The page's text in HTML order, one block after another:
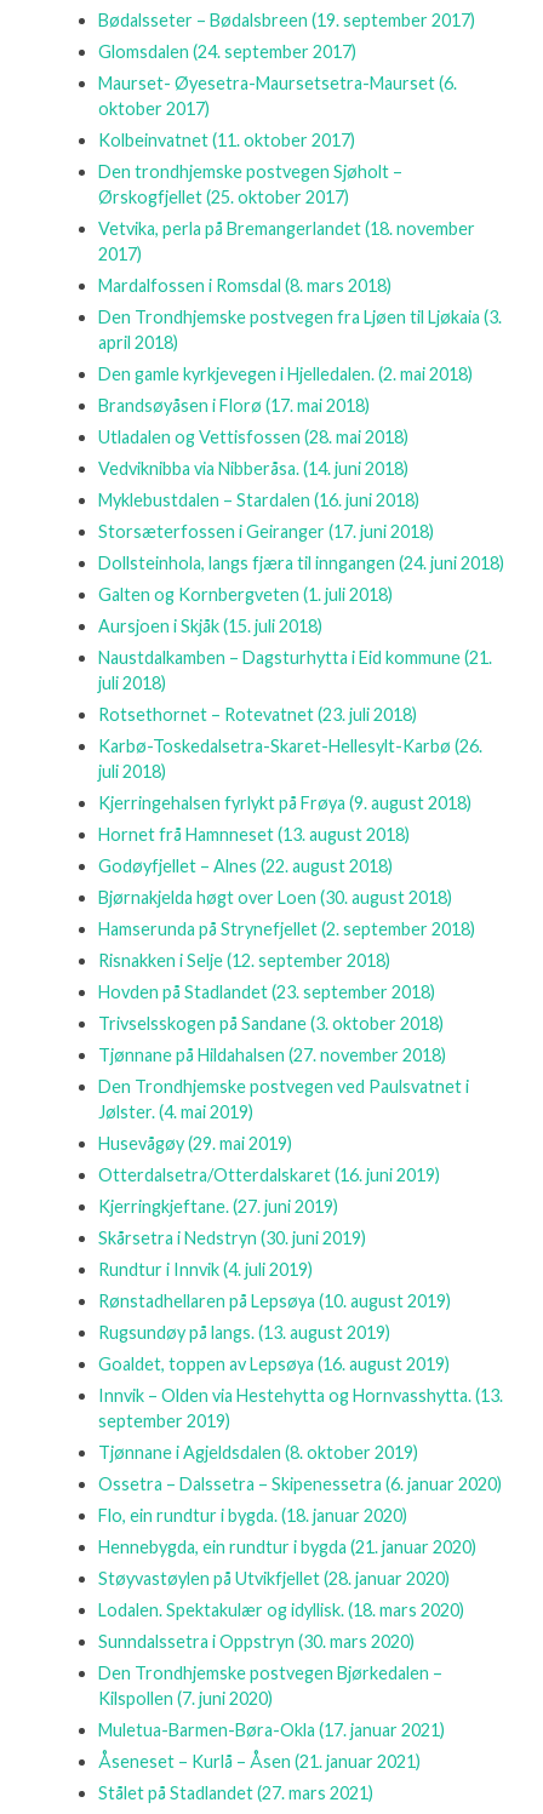
Bødalsseter – Bødalsbreen(19. september 2017)
Glomsdalen(24. september 2017)
Maurset- Øyesetra-Maursetsetra-Maurset(6.
oktober 2017)
Kolbeinvatnet(11. oktober 2017)
Den trondhjemske postvegen Sjøholt –
Ørskogfjellet(25. oktober 2017)
Vetvika, perla på Bremangerlandet(18. november
2017)
Mardalfossen i Romsdal(8. mars 2018)
Den Trondhjemske postvegen fra Ljøen til Ljøkaia(3.
april 2018)
Den gamle kyrkjevegen i Hjelledalen.(2. mai 2018)
Brandsøyåsen i Florø(17. mai 2018)
Utladalen og Vettisfossen(28. mai 2018)
Vedviknibba via Nibberåsa.(14. juni 2018)
Myklebustdalen – Stardalen(16. juni 2018)
Storsæterfossen i Geiranger(17. juni 2018)
Dollsteinhola, langs fjæra til inngangen(24. juni 2018)
Galten og Kornbergveten(1. juli 2018)
Aursjoen i Skjåk(15. juli 2018)
Naustdalkamben – Dagsturhytta i Eid kommune(21.
juli 2018)
Rotsethornet – Rotevatnet(23. juli 2018)
Karbø-Toskedalsetra-Skaret-Hellesylt-Karbø(26.
juli 2018)
Kjerringehalsen fyrlykt på Frøya(9. august 2018)
Hornet frå Hamnneset(13. august 2018)
Godøyfjellet – Alnes(22. august 2018)
Bjørnakjelda høgt over Loen(30. august 2018)
Hamserunda på Strynefjellet(2. september 2018)
Risnakken i Selje(12. september 2018)
Hovden på Stadlandet(23. september 2018)
Trivselsskogen på Sandane(3. oktober 2018)
Tjønnane på Hildahalsen(27. november 2018)
Den Trondhjemske postvegen ved Paulsvatnet i
Jølster.(4. mai 2019)
Husevågøy(29. mai 2019)
Otterdalsetra/Otterdalskaret(16. juni 2019)
Kjerringkjeftane.(27. juni 2019)
Skårsetra i Nedstryn(30. juni 2019)
Rundtur i Innvik(4. juli 2019)
Rønstadhellaren på Lepsøya(10. august 2019)
Rugsundøy på langs.(13. august 2019)
Goaldet, toppen av Lepsøya(16. august 2019)
Innvik – Olden via Hestehytta og Hornvasshytta.(13.
september 2019)
Tjønnane i Agjeldsdalen(8. oktober 2019)
Ossetra – Dalssetra – Skipenessetra(6. januar 2020)
Flo, ein rundtur i bygda.(18. januar 2020)
Hennebygda, ein rundtur i bygda(21. januar 2020)
Støyvastøylen på Utvikfjellet(28. januar 2020)
Lodalen. Spektakulær og idyllisk.(18. mars 2020)
Sunndalssetra i Oppstryn(30. mars 2020)
Den Trondhjemske postvegen Bjørkedalen –
Kilspollen(7. juni 2020)
Muletua-Barmen-Børa-Okla(17. januar 2021)
Åseneset – Kurlå – Åsen(21. januar 2021)
Stålet på Stadlandet(27. mars 2021)